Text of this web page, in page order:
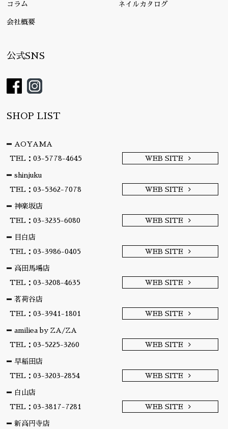
コラム ネイルカタログ
会社概要
公式SNS
SHOP LIST
AOYAMA
TEL：03-5778-4645
WEB SITE
shinjuku
TEL：03-5362-7078
WEB SITE
神楽坂店
TEL：03-3235-6080
WEB SITE
目白店
TEL：03-3986-0405
WEB SITE
高田馬場店
TEL：03-3208-4635
WEB SITE
茗荷谷店
TEL：03-3941-1801
WEB SITE
amiliea by ZA/ZA
TEL：03-5225-3260
WEB SITE
早稲田店
TEL：03-3203-2854
WEB SITE
白山店
TEL：03-3817-7281
WEB SITE
新高円寺店